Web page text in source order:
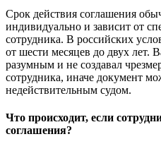
Срок действия соглашения
индивидуально и зависит от
сотрудника. В российских
от шести месяцев до двух лет.
разумным и не создавал
сотрудника, иначе документ
недействительным судом.
Что происходит, если
соглашения?